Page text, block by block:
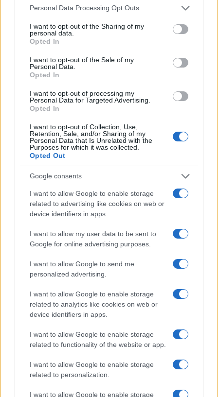
Please note that this website/app uses one or more Google
not limited to your visit or usage behaviour. You may click to
grant or deny consent to Google and its third-party tags to
use your data for below specified purposes in below Google
consent section.
Personal Data Processing Opt Outs
I want to opt-out of the Sharing of my
personal data.
Opted In
I want to opt-out of the Sale of my
Personal Data.
Opted In
I want to opt-out of processing my
Personal Data for Targeted Advertising.
Opted In
I want to opt-out of Collection, Use,
Retention, Sale, and/or Sharing of my
Personal Data that Is Unrelated with the
Purposes for which it was collected.
Opted Out
Google consents
I want to allow Google to enable storage
related to advertising like cookies on web or
device identifiers in apps.
I want to allow my user data to be sent to
Google for online advertising purposes.
I want to allow Google to send me
personalized advertising.
I want to allow Google to enable storage
related to analytics like cookies on web or
device identifiers in apps.
I want to allow Google to enable storage
related to functionality of the website or app.
I want to allow Google to enable storage
related to personalization.
I want to allow Google to enable storage
ogrozilo človeška življenja. Izjemna pripravljenost ljudi,
prostovoljcev, gasilcev in organizacij za pomoč ter hiter
odziv vlade so omilili posledice katastrofe, so še
spomnili v uradu.
Dodali so, da v najbolj prizadetih občinah sanacija še
vedno ostaja izziv. Dela na vodotokih, plazovih in
infrastrukturi medtem še naprej potekajo izjemno
intenzivno, ključni projekti obnove pa se bodo
nadaljevali do končne stabilizacije območij.
posameznik kazensko odgovoren za javno spodbujanje
sovraštva, nasilja ali nestrpnosti. Komentarji z žaljivimi,
odstranjeni. Pravila komentiranja →
Prevalje Mežica
Kategorije: Novice